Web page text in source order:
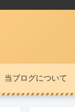
当ブログについて